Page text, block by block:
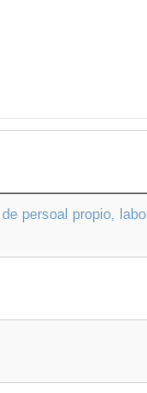
persoal propio,